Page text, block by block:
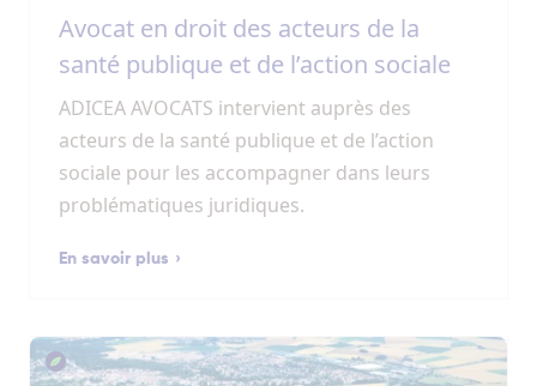
Avocat en droit des acteurs de la
santé publique et de l’action sociale
ADICEA AVOCATS intervient auprès des
acteurs de la santé publique et de l’action
sociale pour les accompagner dans leurs
problématiques juridiques.
En savoir plus